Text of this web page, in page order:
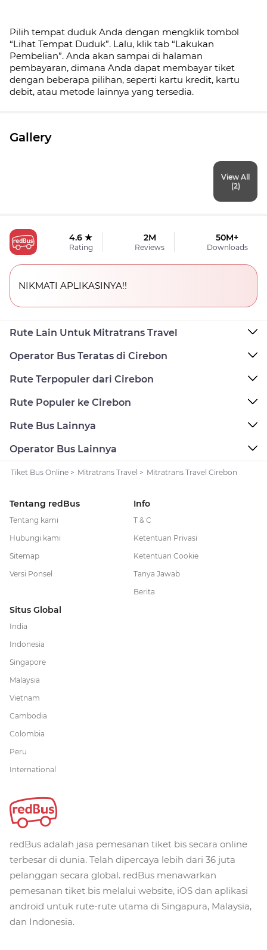
Pilih tempat duduk Anda dengan mengklik tombol
“Lihat Tempat Duduk”. Lalu, klik tab “Lakukan
Pembelian”. Anda akan sampai di halaman
pembayaran, dimana Anda dapat membayar tiket
dengan beberapa pilihan, seperti kartu kredit, kartu
debit, atau metode lainnya yang tersedia.
Gallery
View All
(2)
4.6 ★
Rating
2M
Reviews
50M+
Downloads
NIKMATI APLIKASINYA!!
Rute Lain Untuk Mitratrans Travel
Operator Bus Teratas di Cirebon
Rute Terpopuler dari Cirebon
Rute Populer ke Cirebon
Rute Bus Lainnya
Operator Bus Lainnya
Tiket Bus Online > Mitratrans Travel > Mitratrans Travel Cirebon
Tentang redBus
Tentang kami
Hubungi kami
Sitemap
Versi Ponsel
Info
T & C
Ketentuan Privasi
Ketentuan Cookie
Tanya Jawab
Berita
Situs Global
India
Indonesia
Singapore
Malaysia
Vietnam
Cambodia
Colombia
Peru
International
redBus adalah jasa pemesanan tiket bis secara online
terbesar di dunia. Telah dipercaya lebih dari 36 juta
pelanggan secara global. redBus menawarkan
pemesanan tiket bis melalui website, iOS dan aplikasi
android untuk rute-rute utama di Singapura, Malaysia,
dan Indonesia.